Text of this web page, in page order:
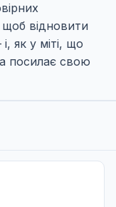
відновити
як у міті, що
посилає свою